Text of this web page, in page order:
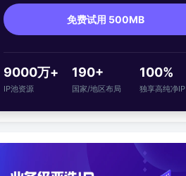
免费试用 500MB
9000万+
IP池资源
190+
国家/地区布局
100%
独享高纯净IP